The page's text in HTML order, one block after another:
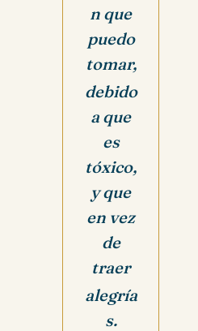
n que
puedo
tomar,
debido
a que
es
tóxico,
y que
en vez
de
traer
alegría
s.